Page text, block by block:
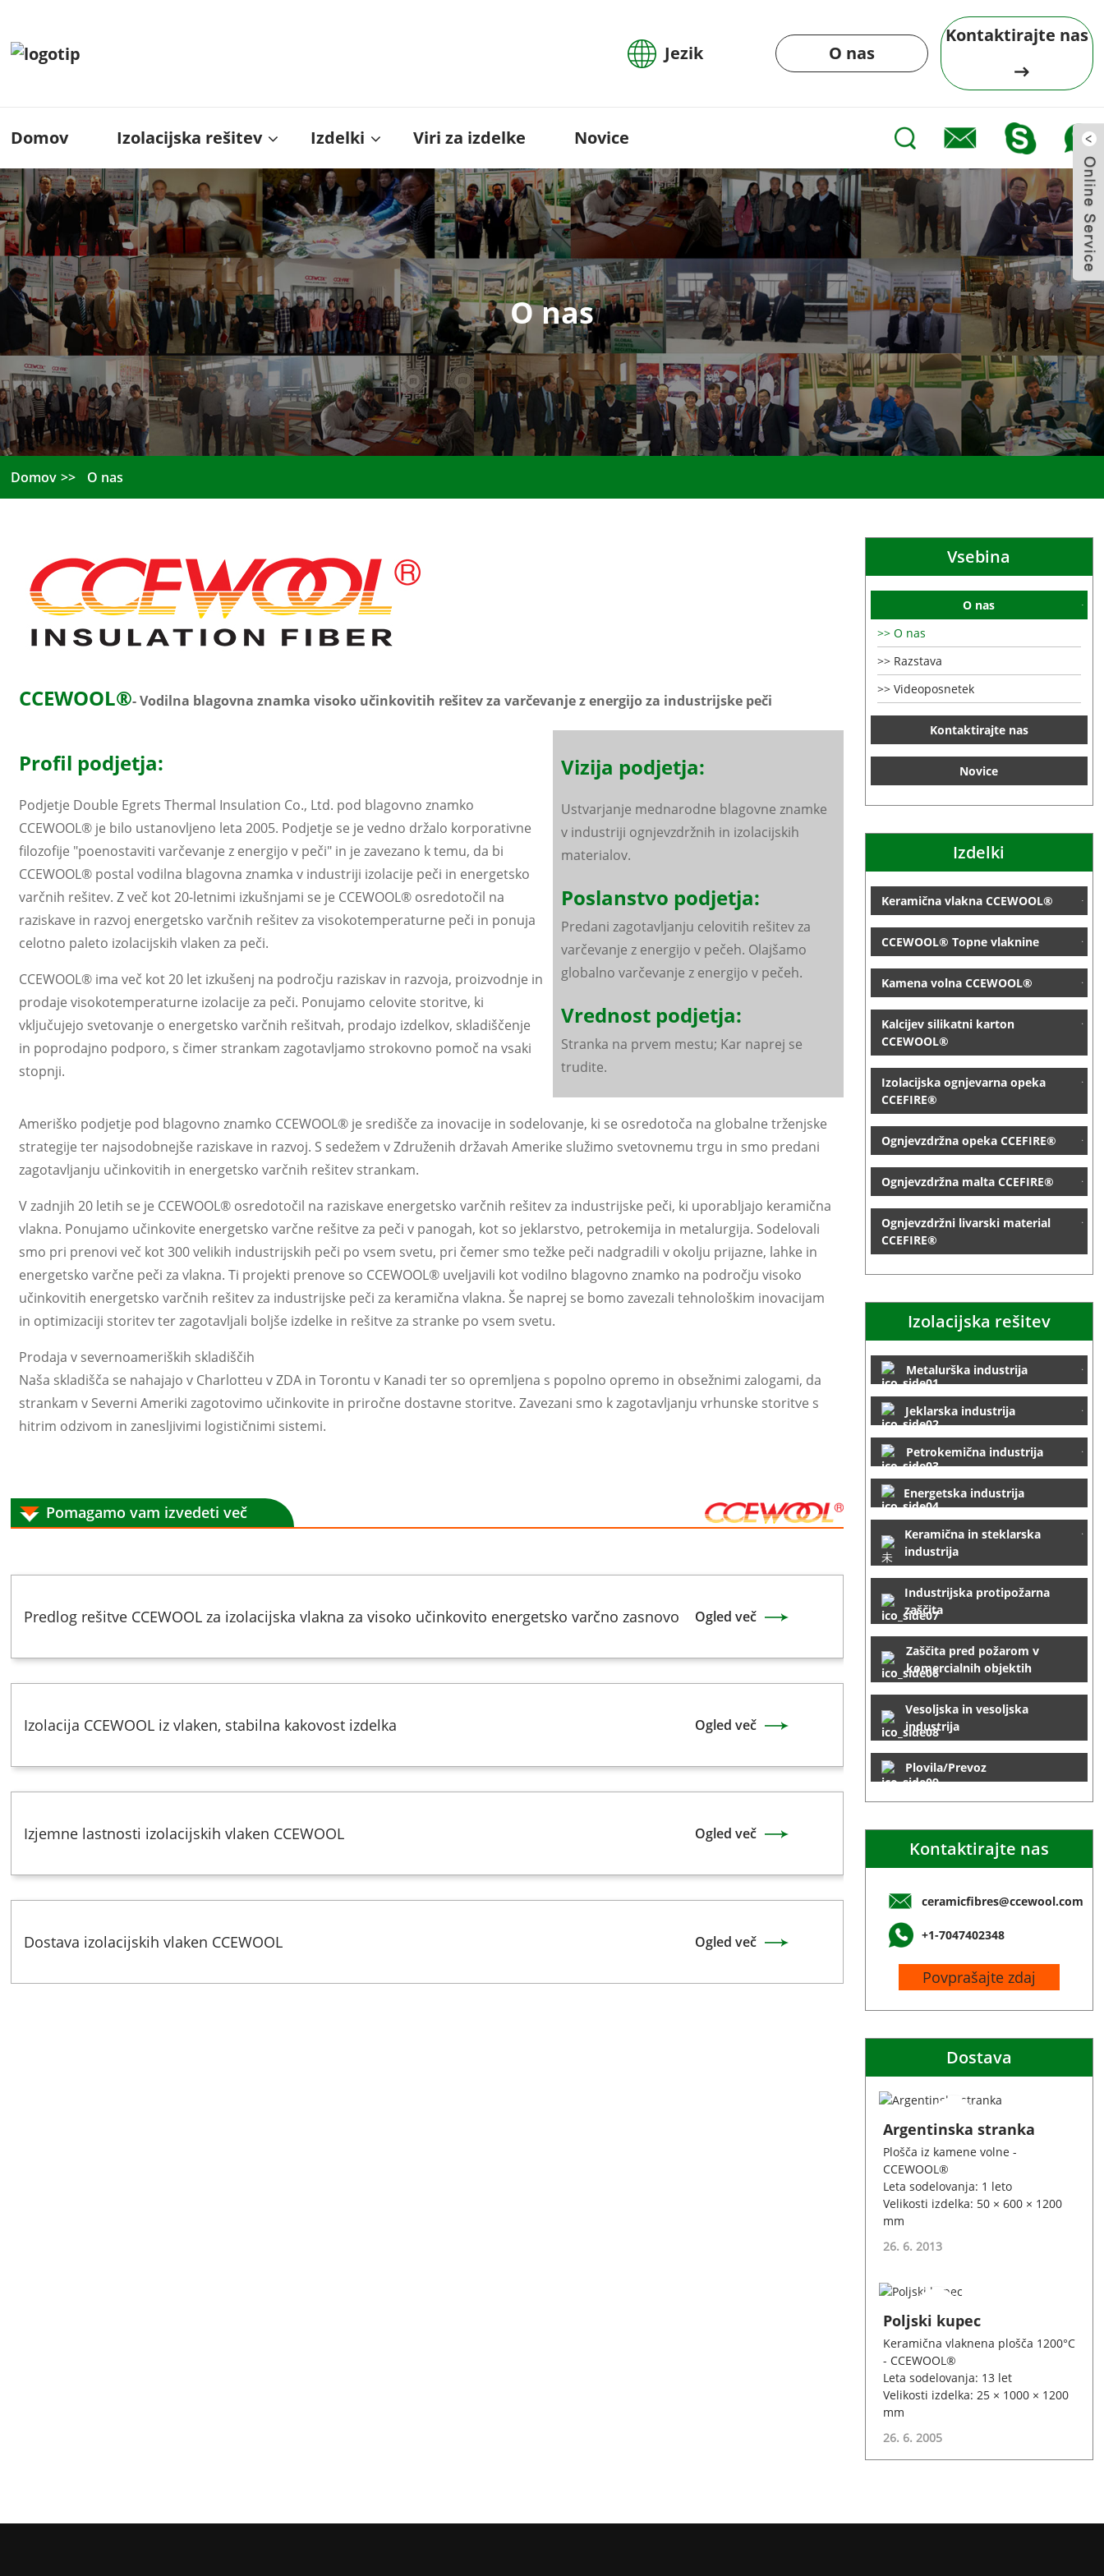
Jezik O nas
Kontaktirajte nas
Domov Izolacijska rešitev Izdelki Viri za izdelke Novice
O nas
Domov O nas
Vsebina
O nas
O nas
Razstava
Videoposnetek
Kontaktirajte nas
Novice
Izdelki
Keramična vlakna CCEWOOL®
CCEWOOL® Topne vlaknine
Kamena volna CCEWOOL®
Kalcijev silikatni karton
CCEWOOL®
Izolacijska ognjevarna opeka
CCEFIRE®
Ognjevzdržna opeka CCEFIRE®
Ognjevzdržna malta CCEFIRE®
Ognjevzdržni livarski material
CCEFIRE®
Izolacijska rešitev
Metalurška industrija
Jeklarska industrija
Petrokemična industrija
Energetska industrija
Keramična in steklarska
industrija
Industrijska protipožarna
zaščita
Zaščita pred požarom v
komercialnih objektih
Vesoljska in vesoljska
industrija
Plovila/Prevoz
Kontaktirajte nas
ceramicfibres@ccewool.com
+1-7047402348
Povprašajte zdaj
Dostava
Argentinska stranka
Plošča iz kamene volne -
CCEWOOL®
Leta sodelovanja: 1 leto
Velikosti izdelka: 50 × 600 × 1200
mm
26. 6. 2013
Poljski kupec
Keramična vlaknena plošča 1200°C
- CCEWOOL®
Leta sodelovanja: 13 let
Velikosti izdelka: 25 × 1000 × 1200
mm
26. 6. 2005
CCEWOOL®- Vodilna blagovna znamka visoko učinkovitih rešitev za varčevanje z energijo za industrijske peči
Profil podjetja:
Podjetje Double Egrets Thermal Insulation Co., Ltd. pod blagovno znamko
CCEWOOL® je bilo ustanovljeno leta 2005. Podjetje se je vedno držalo korporativne
filozofije "poenostaviti varčevanje z energijo v peči" in je zavezano k temu, da bi
CCEWOOL® postal vodilna blagovna znamka v industriji izolacije peči in energetsko
varčnih rešitev. Z več kot 20-letnimi izkušnjami se je CCEWOOL® osredotočil na
raziskave in razvoj energetsko varčnih rešitev za visokotemperaturne peči in ponuja
celotno paleto izolacijskih vlaken za peči.
CCEWOOL® ima več kot 20 let izkušenj na področju raziskav in razvoja, proizvodnje in
prodaje visokotemperaturne izolacije za peči. Ponujamo celovite storitve, ki
vključujejo svetovanje o energetsko varčnih rešitvah, prodajo izdelkov, skladiščenje
in poprodajno podporo, s čimer strankam zagotavljamo strokovno pomoč na vsaki
stopnji.
Vizija podjetja:
Ustvarjanje mednarodne blagovne znamke
v industriji ognjevzdržnih in izolacijskih
materialov.
Poslanstvo podjetja:
Predani zagotavljanju celovitih rešitev za
varčevanje z energijo v pečeh. Olajšamo
globalno varčevanje z energijo v pečeh.
Vrednost podjetja:
Stranka na prvem mestu; Kar naprej se
trudite.
Ameriško podjetje pod blagovno znamko CCEWOOL® je središče za inovacije in sodelovanje, ki se osredotoča na globalne trženjske
strategije ter najsodobnejše raziskave in razvoj. S sedežem v Združenih državah Amerike služimo svetovnemu trgu in smo predani
zagotavljanju učinkovitih in energetsko varčnih rešitev strankam.
V zadnjih 20 letih se je CCEWOOL® osredotočil na raziskave energetsko varčnih rešitev za industrijske peči, ki uporabljajo keramična
vlakna. Ponujamo učinkovite energetsko varčne rešitve za peči v panogah, kot so jeklarstvo, petrokemija in metalurgija. Sodelovali
smo pri prenovi več kot 300 velikih industrijskih peči po vsem svetu, pri čemer smo težke peči nadgradili v okolju prijazne, lahke in
energetsko varčne peči za vlakna. Ti projekti prenove so CCEWOOL® uveljavili kot vodilno blagovno znamko na področju visoko
učinkovitih energetsko varčnih rešitev za industrijske peči za keramična vlakna. Še naprej se bomo zavezali tehnološkim inovacijam
in optimizaciji storitev ter zagotavljali boljše izdelke in rešitve za stranke po vsem svetu.
Prodaja v severnoameriških skladiščih
Naša skladišča se nahajajo v Charlotteu v ZDA in Torontu v Kanadi ter so opremljena s popolno opremo in obsežnimi zalogami, da
strankam v Severni Ameriki zagotovimo učinkovite in priročne dostavne storitve. Zavezani smo k zagotavljanju vrhunske storitve s
hitrim odzivom in zanesljivimi logističnimi sistemi.
Pomagamo vam izvedeti več
Predlog rešitve CCEWOOL za izolacijska vlakna za visoko učinkovito energetsko varčno zasnovo Ogled več
Izolacija CCEWOOL iz vlaken, stabilna kakovost izdelka Ogled več
Izjemne lastnosti izolacijskih vlaken CCEWOOL Ogled več
Dostava izolacijskih vlaken CCEWOOL Ogled več